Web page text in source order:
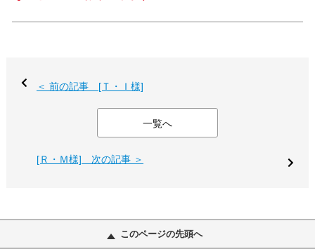
＜ 前の記事 [Ｔ・Ｉ様]
一覧へ
[Ｒ・Ｍ様] 次の記事 ＞
このページの先頭へ